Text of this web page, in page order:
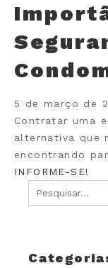
5 de março de
Contratar uma
alternativa que
encontrando
INFORME-SE!